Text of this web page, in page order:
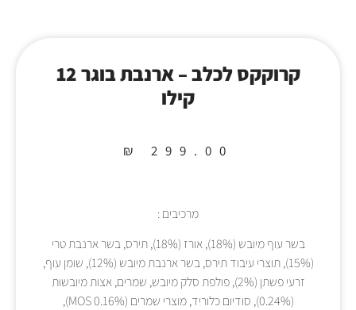
קרוקקס לכלב – ארנבת בוגר 12
קילו
₪ 299.00
מרכיבים :
בשר עוף מיובש (18%), אורז (18%), תירס, בשר ארנבת טרי
(15%), תוצרי עיבוד תירס, בשר ארנבת מיובש (12%), שומן עוף,
זרעי פשתן (2%), פולפת סלק מיובש, שמרים, אצות מיובשות
(0.24%), סודיום כלוריד, מוצרי שמרים (MOS 0.16%),